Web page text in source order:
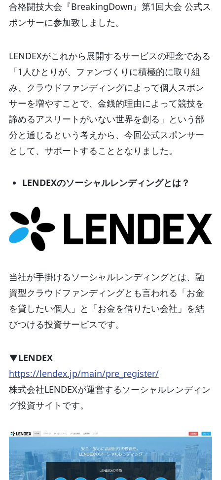
合格闘技大会『BreakingDown』第1回大会 公式ス
ポンサーに参加致しました。
LENDEXがこれから展開するサービスの理念である
「1人ひとりが、ファンづくりに積極的に取り組
み、クラウドファンディングによって個人スポン
サーを増やすことで、金銭的理由によって競技を
諦めるアスリートがいない世界を創る」という部
分と通じるという考えから、今回公式スポンサー
として、サポートすることとなりました。
LENDEXのソーシャルレンディングとは？
当社が手掛けるソーシャルレンディングとは、融
資型クラウドファンディングとも言われる「お金
を貸したい個人」と「お金を借りたい会社」を結
びつける投資サービスです。
▼LENDEX
https://lendex.jp/main/pre_register/
株式会社LENDEXが運営するソーシャルレンディン
グ投資サイトです。